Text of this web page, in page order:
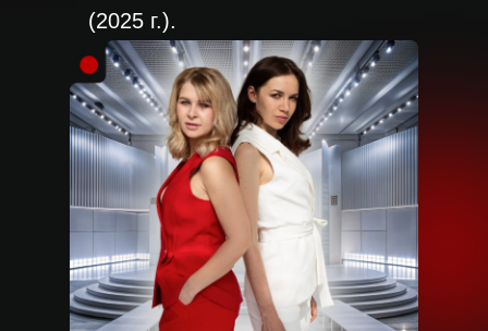
(2025 г.).